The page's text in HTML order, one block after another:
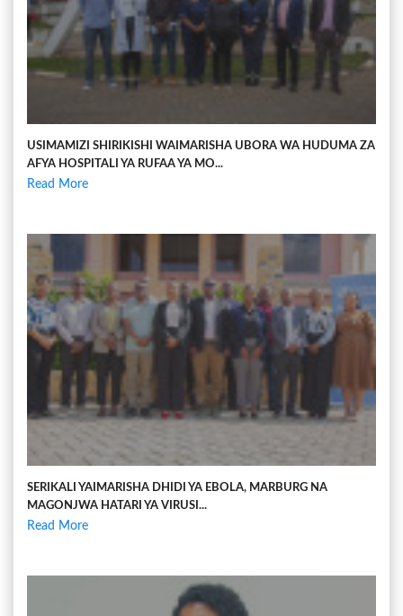
USIMAMIZI SHIRIKISHI WAIMARISHA UBORA WA HUDUMA ZA
AFYA HOSPITALI YA RUFAA YA MO...
Read More
SERIKALI YAIMARISHA DHIDI YA EBOLA, MARBURG NA
MAGONJWA HATARI YA VIRUSI...
Read More